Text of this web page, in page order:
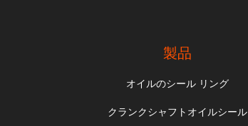
製品
オイルのシール リング
クランクシャフトオイルシール